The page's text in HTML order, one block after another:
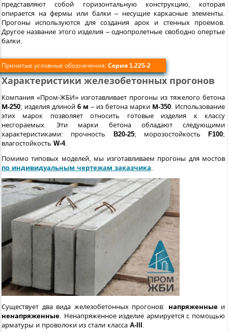
представляют собой горизонтальную конструкцию, которая
опирается на фермы или балки – несущие каркасные элементы.
Прогоны используются для создания арок и стенных проемов.
Другое название этого изделия – однопролетные свободно опертые
балки.
Принятые условные обозначения: Серия 1.225-2
Характеристики железобетонных прогонов
Компания «Пром-ЖБИ» изготавливает прогоны из тяжелого бетона
М-250; изделия длиной 6 м – из бетона марки М-350. Использование
этих марок позволяет относить готовые изделия к классу
несгораемых. Эти марки бетона обладают следующими
характеристиками: прочность
B20-25; морозостойкость F100;
влагостойкость W-4.
Помимо типовых моделей, мы изготавливаем прогоны для мостов
по индивидуальным чертежам заказчика.
Существует два вида железобетонных прогонов: напряженныеи
ненапряженные. Ненапряженное изделие армируется с помощью
арматуры и проволоки из стали класса A-III .